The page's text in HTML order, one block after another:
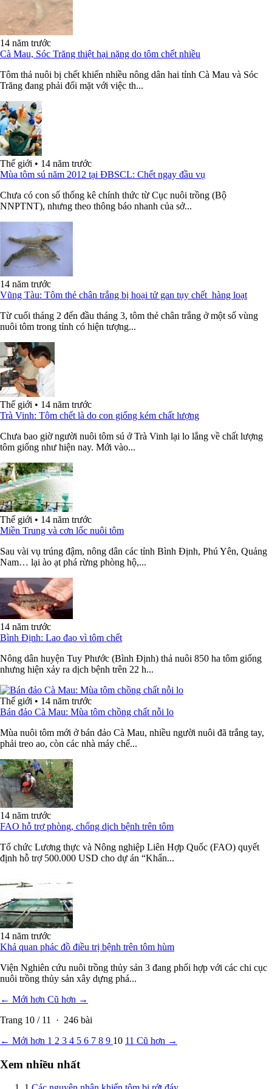
14 năm trước
Cà Mau, Sóc Trăng thiệt hại nặng do tôm chết nhiều
Tôm thả nuôi bị chết khiến nhiều nông dân hai tỉnh Cà Mau và Sóc
Trăng đang phải đối mặt với việc th...
Thế giới • 14 năm trước
Mùa tôm sú năm 2012 tại ĐBSCL: Chết ngay đầu vụ
Chưa có con số thống kê chính thức từ Cục nuôi trồng (Bộ
NNPTNT), nhưng theo thông báo nhanh của sở...
14 năm trước
Vũng Tàu: Tôm thẻ chân trắng bị hoại tử gan tụy chết hàng loạt
Từ cuối tháng 2 đến đầu tháng 3, tôm thẻ chân trắng ở một số vùng
nuôi tôm trong tỉnh có hiện tượng...
Thế giới • 14 năm trước
Trà Vinh: Tôm chết là do con giống kém chất lượng
Chưa bao giờ người nuôi tôm sú ở Trà Vinh lại lo lắng về chất lượng
tôm giống như hiện nay. Mới vào...
Thế giới • 14 năm trước
Miền Trung và cơn lốc nuôi tôm
Sau vài vụ trúng đậm, nông dân các tỉnh Bình Định, Phú Yên, Quảng
Nam… lại ào ạt phá rừng phòng hộ,...
14 năm trước
Bình Định: Lao đao vì tôm chết
Nông dân huyện Tuy Phước (Bình Định) thả nuôi 850 ha tôm giống
nhưng hiện xảy ra dịch bệnh trên 22 h...
Thế giới • 14 năm trước
Bán đảo Cà Mau: Mùa tôm chồng chất nỗi lo
Mùa nuôi tôm mới ở bán đảo Cà Mau, nhiều người nuôi đã trắng tay,
phải treo ao, còn các nhà máy chế...
14 năm trước
FAO hỗ trợ phòng, chống dịch bệnh trên tôm
Tổ chức Lương thực và Nông nghiệp Liên Hợp Quốc (FAO) quyết
định hỗ trợ 500.000 USD cho dự án “Khẩn...
14 năm trước
Khả quan phác đồ điều trị bệnh trên tôm hùm
Viện Nghiên cứu nuôi trồng thủy sản 3 đang phối hợp với các chi cục
nuôi trồng thủy sản xây dựng phá...
← Mới hơn Cũ hơn →
Trang 10 / 11 · 246 bài
← Mới hơn 1 2 3 4 5 6 7 8 9 10 11 Cũ hơn →
Xem nhiều nhất